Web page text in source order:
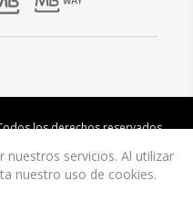
los derechos reservados.
nuestros servicios. Al utilizar
nuestro uso de cookies.